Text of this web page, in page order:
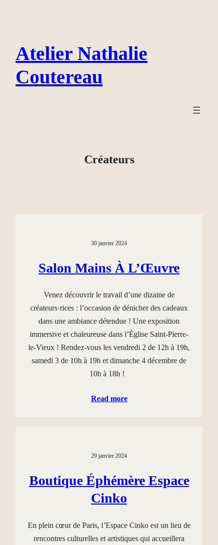
Atelier Nathalie
Coutereau
Créateurs
30 janvier 2024
Salon Mains À L’Œuvre
Venez découvrir le travail d’une dizaine de
créateurs·rices : l’occasion de dénicher des cadeaux
dans une ambiance détendue ! Une exposition
immersive et chaleureuse dans l’Église Saint-Pierre-
le-Vieux ! Rendez-vous les vendredi 2 de 12h à 19h,
samedi 3 de 10h à 19h et dimanche 4 décembre de
10h à 18h !
Read more
29 janvier 2024
Boutique Éphémère Espace
Cinko
En plein cœur de Paris, l’Espace Cinko est un lieu de
rencontres culturelles et artistiques qui accueillera